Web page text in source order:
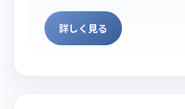
詳しく見る